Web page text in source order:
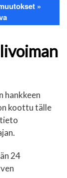
hankkeen
koottu tälle
24